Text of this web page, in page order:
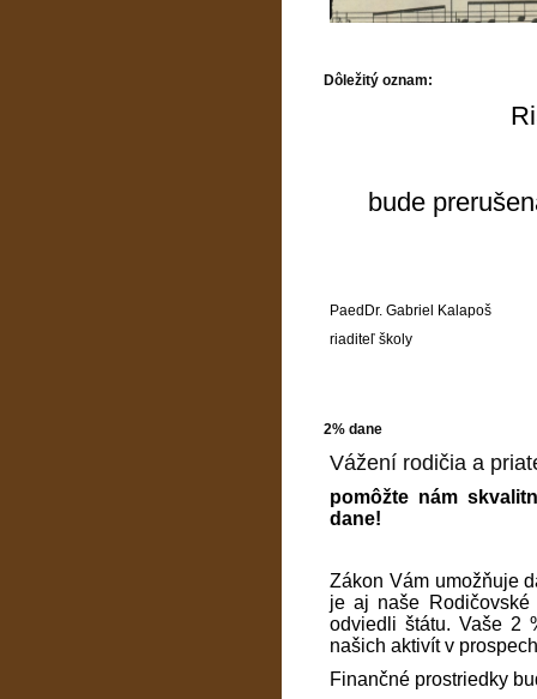
Dôležitý oznam:
bude
PaedDr. Gabriel Kalapoš
riaditeľ školy
2% dane
Vážení rodičia a
pomôžte nám
dane!
Zákon Vám umožňuje
je aj naše
odviedli štátu. Vaše 2
našich aktivít v
Finančné prostriedky